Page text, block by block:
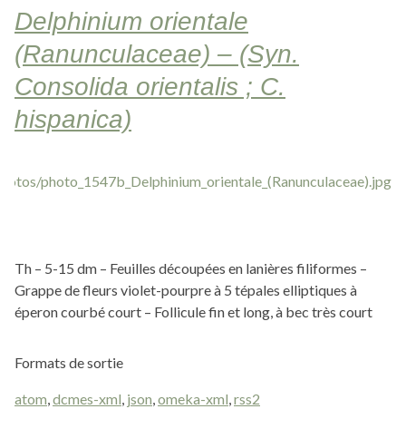
Delphinium orientale
(Ranunculaceae) – (Syn.
Consolida orientalis ; C.
hispanica)
Th – 5-15 dm – Feuilles découpées en lanières filiformes –
Grappe de fleurs violet-pourpre à 5 tépales elliptiques à
éperon courbé court – Follicule fin et long, à bec très court
Formats de sortie
atom,dcmes-xml, json,omeka-xml,rss2